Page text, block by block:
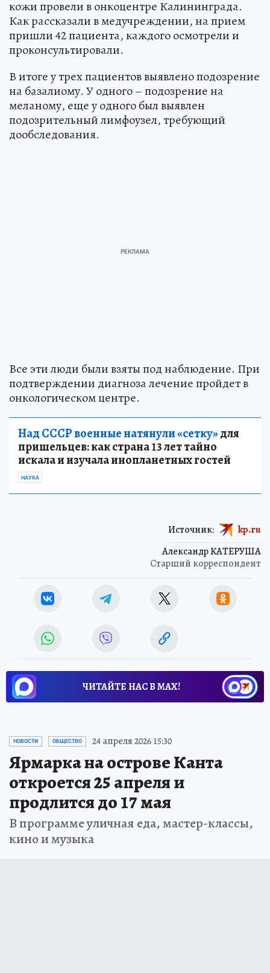
кожи провели в онкоцентре Калининграда.
Как рассказали в медучреждении, на прием
пришли 42 пациента, каждого осмотрели и
проконсультировали.
В итоге у трех пациентов выявлено подозрение
на базалиому. У одного – подозрение на
меланому, еще у одного был выявлен
подозрительный лимфоузел, требующий
дообследования.
Все эти люди были взяты под наблюдение. При
подтверждении диагноза лечение пройдет в
онкологическом центре.
Над СССР военные натянули «сетку»для
пришельцев: как страна 13 лет тайно
искала и изучала инопланетных гостей
НАУКА
Александр КАТЕРУША
Старший корреспондент
Источник: kp.ru
ЧИТАЙТЕ НАС В МАХ!
НОВОСТИ ОБЩЕСТВО 24 апреля 2026 15:30
Ярмарка на острове Канта
откроется 25 апреля и
продлится до 17 мая
В программе уличная еда, мастер-классы,
кино и музыка